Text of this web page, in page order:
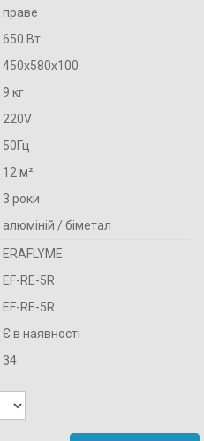
праве
650 Вт
450х580х100
9 кг
220V
50Гц
12 м²
3 роки
алюміній / біметал
ERAFLYME
EF-RE-5R
EF-RE-5R
Є в наявності
34